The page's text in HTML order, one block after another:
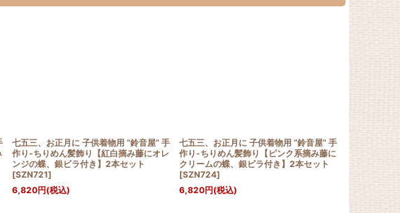
七五三、お正月に 子供着物用 “鈴音屋” 手
作り-ちりめん髪飾り【紅白摘み藤にオレ
ンジの蝶、銀ビラ付き】2本セット
[SZN721]
6,820円(税込)
七五三、お正月に 子供着物用 “鈴音屋” 手
作り-ちりめん髪飾り【ピンク系摘み藤に
クリームの蝶、銀ビラ付き】2本セット
[SZN724]
6,820円(税込)